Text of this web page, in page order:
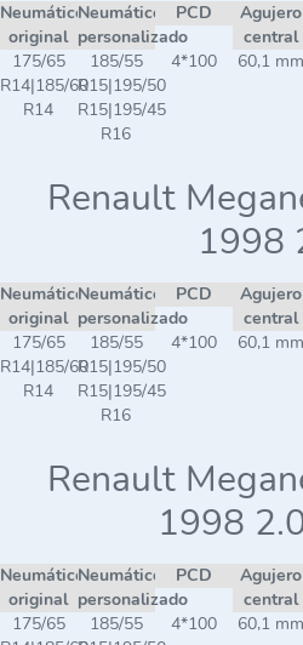
Neumático
original
Neumático
personalizado
PCD
Agujero
central
175/65
R14|185/60
R14
185/55
R15|195/50
R15|195/45
R16
4*100 60,1 mm
Renault
1998
Neumático
original
Neumático
personalizado
PCD
Agujero
central
175/65
R14|185/60
R14
185/55
R15|195/50
R15|195/45
R16
4*100 60,1 mm
Renault
1998
Neumático
original
Neumático
personalizado
PCD
Agujero
central
175/65
185/55
4*100 60,1 mm